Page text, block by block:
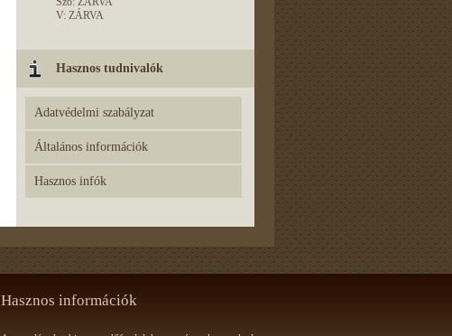
V: ZÁRVA
Hasznos tudnivalók
Adatvédelmi szabályzat
Általános információk
Hasznos infók
Hasznos információk